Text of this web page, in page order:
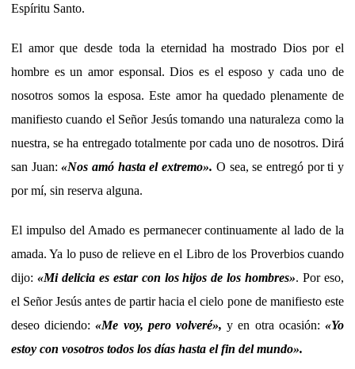
Espíritu Santo.
El amor que desde toda la eternidad ha mostrado Dios por el
hombre es un amor esponsal. Dios es el esposo y cada uno de
nosotros somos la esposa. Este amor ha quedado plenamente de
manifiesto cuando el Señor Jesús tomando una naturaleza como la
nuestra, se ha entregado totalmente por cada uno de nosotros. Dirá
san Juan:«Nos amó hasta el extremo». O sea, se entregó por ti y
por mí, sin reserva alguna.
El impulso del Amado es permanecer continuamente al lado de la
amada. Ya lo puso de relieve en el Libro de los Proverbios cuando
dijo: «Mi delicia es estar con los hijos de los hombres». Por eso,
el Señor Jesús antes de partir hacia el cielo pone de manifiesto este
deseo diciendo:«Me voy, pero volveré», y en otra ocasión:«Yo
estoy con vosotros todos los días hasta el fin del mundo».